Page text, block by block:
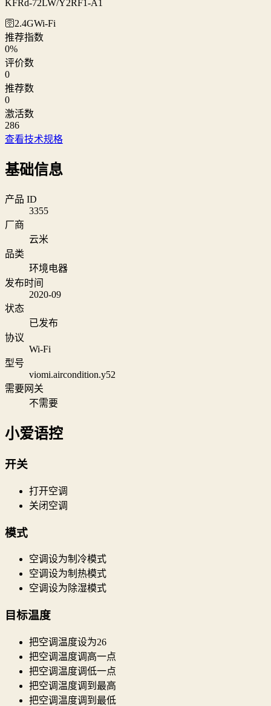
KFRd-72LW/Y2RF1-A1
🛜2.4GWi‑Fi
推荐指数
0%
评价数
0
推荐数
0
激活数
286
查看技术规格
基础信息
产品 ID
3355
厂商
云米
品类
环境电器
发布时间
2020-09
状态
已发布
协议
Wi‑Fi
型号
viomi.aircondition.y52
需要网关
不需要
小爱语控
开关
打开空调
关闭空调
模式
空调设为制冷模式
空调设为制热模式
空调设为除湿模式
目标温度
把空调温度设为26
把空调温度调高一点
把空调温度调低一点
把空调温度调到最高
把空调温度调到最低